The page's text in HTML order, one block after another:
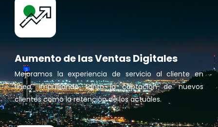
Aumento de las Ventas Digitales
Mejoramos la experiencia de servicio al cliente en
línea, impulsando tanto la captación de nuevos
clientes como la retención de los actuales.